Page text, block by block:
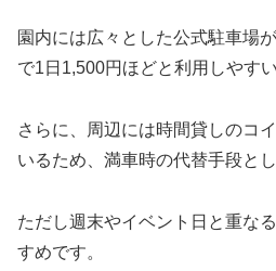
園内には広々とした公式駐車場
で1日1,500円ほどと利用しやす
さらに、周辺には時間貸しのコ
いるため、満車時の代替手段と
ただし週末やイベント日と重な
すめです。